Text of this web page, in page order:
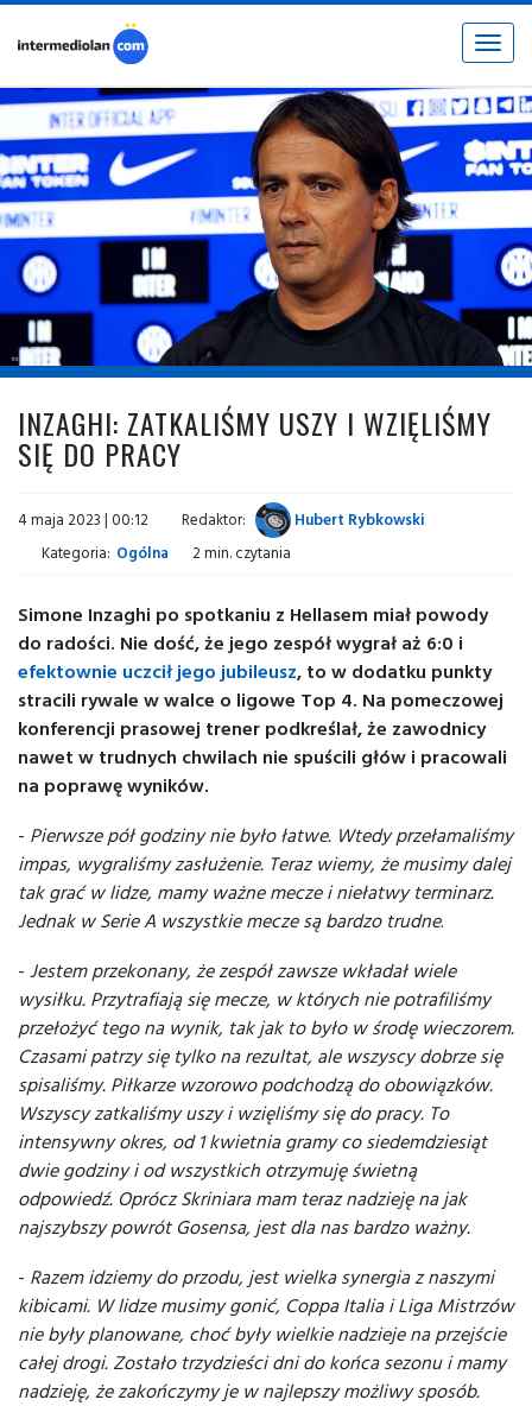
Toggle
fot. © inter.it
INZAGHI: ZATKALIŚMY USZY I WZIĘLIŚMY
SIĘ DO PRACY
4 maja 2023 | 00:12 Redaktor:
Hubert Rybkowski
Kategoria: Ogólna 2 min. czytania
Simone Inzaghi po spotkaniu z Hellasem miał powody
do radości. Nie dość, że jego zespół wygrał aż 6:0 i
efektownie uczcił jego jubileusz, to w dodatku punkty
stracili rywale w walce o ligowe Top 4. Na pomeczowej
konferencji prasowej trener podkreślał, że zawodnicy
nawet w trudnych chwilach nie spuścili głów i pracowali
na poprawę wyników.
- Pierwsze pół godziny nie było łatwe. Wtedy przełamaliśmy
impas, wygraliśmy zasłużenie. Teraz wiemy, że musimy dalej
tak grać w lidze, mamy ważne mecze i niełatwy terminarz.
Jednak w Serie A wszystkie mecze są bardzo trudne.
- Jestem przekonany, że zespół zawsze wkładał wiele
wysiłku. Przytrafiają się mecze, w których nie potrafiliśmy
przełożyć tego na wynik, tak jak to było w środę wieczorem.
Czasami patrzy się tylko na rezultat, ale wszyscy dobrze się
spisaliśmy. Piłkarze wzorowo podchodzą do obowiązków.
Wszyscy zatkaliśmy uszy i wzięliśmy się do pracy. To
intensywny okres, od 1 kwietnia gramy co siedemdziesiąt
dwie godziny i od wszystkich otrzymuję świetną
odpowiedź. Oprócz Skriniara mam teraz nadzieję na jak
najszybszy powrót Gosensa, jest dla nas bardzo ważny.
- Razem idziemy do przodu, jest wielka synergia z naszymi
kibicami. W lidze musimy gonić, Coppa Italia i Liga Mistrzów
nie były planowane, choć były wielkie nadzieje na przejście
całej drogi. Zostało trzydzieści dni do końca sezonu i mamy
nadzieję, że zakończymy je w najlepszy możliwy sposób.